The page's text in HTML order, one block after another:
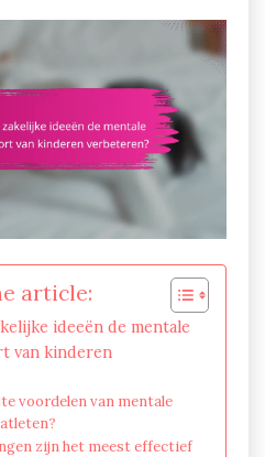
article:
ideeën de mentale
van kinderen
voordelen van mentale
zijn het meest effectief